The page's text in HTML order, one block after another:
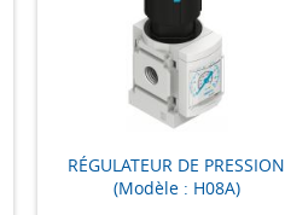
RÉGULATEUR DE PRESSION
(Modèle : H08A)